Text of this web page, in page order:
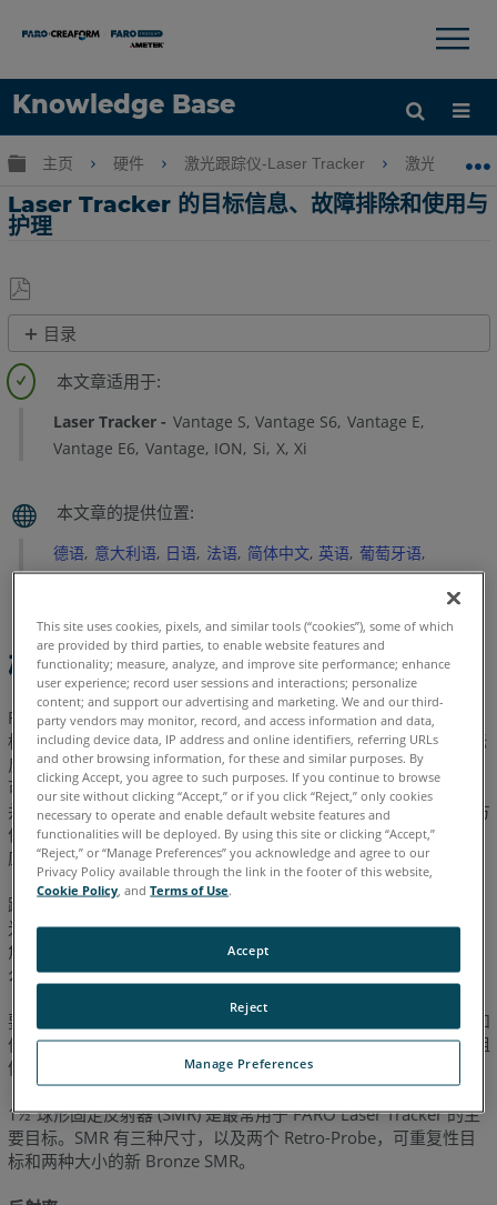
Knowledge Base
语言
×
扩展/隐缩全局层次
主页 硬件 激光跟踪仪-Laser Tracker 激光跟踪仪-
Laser Tracker 的目标信息、故障排除和使用与
护理
另
存
为
PDF
目录
另
请
Laser Tracker Vantage S Vantage S6 Vantage E
Vantage E6 Vantage ION Si X Xi
德语 意大利语 日语 法语 简体中文 英语 葡萄牙语
西班牙语 韩语
概述
FARO Laser Tracker 使用一个激光束和两个角编码器测量光学目
标的三维位置。如果跟踪器有选配的干涉仪 (IFM) 它会发出从目标
反射回的氦氖 (HeNe) 激光。“仅 ADM”跟踪仪有一个激光二极管，
可产生相同波长的红色激光束。 跟踪仪感应到反射激光束的位置
并跟踪它。目标的三维位置是使用到目标的距离以及角编码器的方
位角和顶点计算的。本文档介绍 laser tracker 目标的规格、推荐
应用、维护和故障排除。
跟踪仪’的光学目标又称反射器。反射器有三个相互垂直的相邻反
光面板。它有时被称为角反射镜，因为三个面板就像立方体的内
角。反射器以平行路径反射所有光线，因此跟踪器’光束无论以什
么方向进入和平行离开反射器，都返回跟踪器。
要让反射器和跟踪器协同工作需要几个条件。反射率、二面角度和
偏振都有重要的规格。此外，反射器必须精密地安装到球或探针组
件上。
1½”球形固定反射器 (SMR) 是最常用于 FARO Laser Tracker 的主
要目标。SMR 有三种尺寸，以及两个 Retro-Probe，可重复性目
标和两种大小的新 Bronze SMR。
This site uses cookies, pixels, and similar tools (“cookies”), some of which
are provided by third parties, to enable website features and
functionality; measure, analyze, and improve site performance; enhance
user experience; record user sessions and interactions; personalize
content; and support our advertising and marketing. We and our third-
party vendors may monitor, record, and access information and data,
including device data, IP address and online identifiers, referring URLs
and other browsing information, for these and similar purposes. By
clicking Accept, you agree to such purposes. If you continue to browse
our site without clicking “Accept,” or if you click “Reject,” only cookies
necessary to operate and enable default website features and
functionalities will be deployed. By using this site or clicking “Accept,”
“Reject,” or “Manage Preferences” you acknowledge and agree to our
Privacy Policy available through the link in the footer of this website,
Cookie Policy , andTerms of Use.
Manage Preferences
Reject
Accept